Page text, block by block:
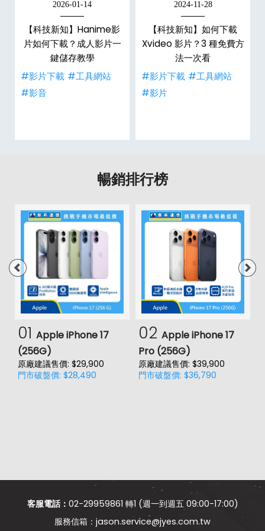
2026-01-14
【科技新知】Hanime影
片如何下載？成人影片一
鍵儲存教學
#影片下載 #工具網站
#影音
2024-11-28
【科技新知】如何下載
Xvideo 影片？3 種免費方
法一次看
#影片下載 #工具網站
#影片
暢銷排行榜
01 Apple iPhone 17
(256G)
原廠建議售價: $29,900
門市破盤價: $28,490
02 Apple iPhone 17
Pro (256G)
原廠建議售價: $39,900
門市破盤價: $36,790
客服電話： 02-29959861 轉1 (週一到週五 09:00-17:00)
jason.service@jyes.com.tw